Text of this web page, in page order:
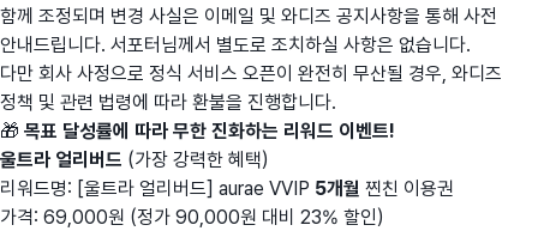
함께 조정되며 변경 사실은 이메일 및 와디즈 공지사항을 통해 사전
안내드립니다. 서포터님께서 별도로 조치하실 사항은 없습니다.
다만 회사 사정으로 정식 서비스 오픈이 완전히 무산될 경우, 와디즈
정책 및 관련 법령에 따라 환불을 진행합니다.
🎁 목표 달성률에 따라 무한 진화하는 리워드 이벤트!
울트라 얼리버드 (가장 강력한 혜택)
리워드명: [울트라 얼리버드] aurae VVIP 5개월 찐친 이용권
가격: 69,000원 (정가 90,000원 대비 23% 할인)